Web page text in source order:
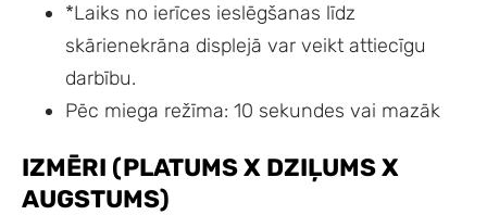
*Laiks no ierīces ieslēgšanas līdz
skārienekrāna displejā var veikt attiecīgu
darbību.
Pēc miega režīma: 10 sekundes vai mazāk
IZMĒRI (PLATUMS X DZIĻUMS X
AUGSTUMS)